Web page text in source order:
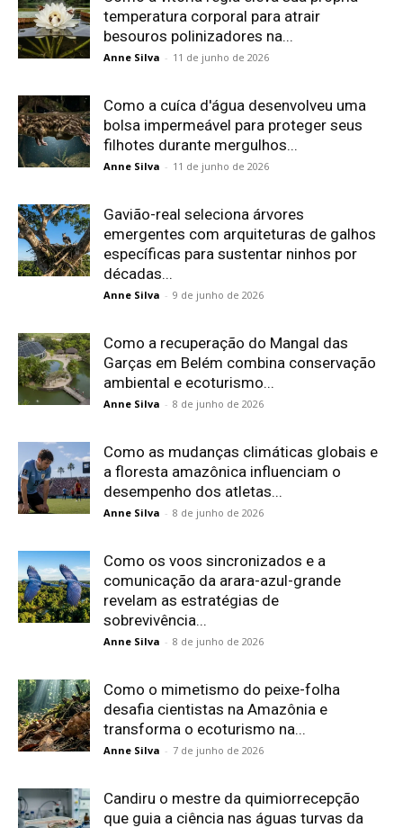
temperatura corporal para atrair
besouros polinizadores na...
Anne Silva - 11 de junho de 2026
Como a cuíca d'água desenvolveu uma
bolsa impermeável para proteger seus
filhotes durante mergulhos...
Anne Silva - 11 de junho de 2026
Gavião-real seleciona árvores
emergentes com arquiteturas de galhos
específicas para sustentar ninhos por
décadas...
Anne Silva - 9 de junho de 2026
Como a recuperação do Mangal das
Garças em Belém combina conservação
ambiental e ecoturismo...
Anne Silva - 8 de junho de 2026
Como as mudanças climáticas globais e
a floresta amazônica influenciam o
desempenho dos atletas...
Anne Silva - 8 de junho de 2026
Como os voos sincronizados e a
comunicação da arara-azul-grande
revelam as estratégias de
sobrevivência...
Anne Silva - 8 de junho de 2026
Como o mimetismo do peixe-folha
desafia cientistas na Amazônia e
transforma o ecoturismo na...
Anne Silva - 7 de junho de 2026
Candiru o mestre da quimiorrecepção
que guia a ciência nas águas turvas da